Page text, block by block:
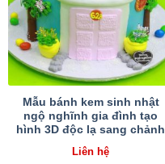
Mẫu bánh kem sinh nhật
ngộ nghĩnh gia đình tạo
hình 3D độc lạ sang chảnh
Liên hệ